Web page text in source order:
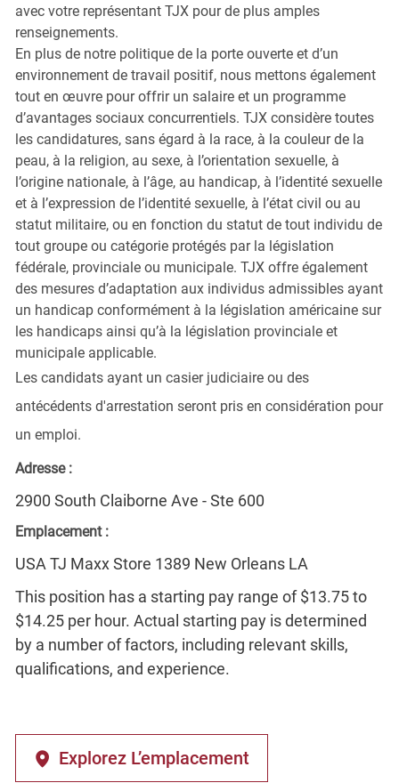
avec votre représentant TJX pour de plus amples
renseignements.
En plus de notre politique de la porte ouverte et d’un
environnement de travail positif, nous mettons également
tout en œuvre pour offrir un salaire et un programme
d’avantages sociaux concurrentiels. TJX considère toutes
les candidatures, sans égard à la race, à la couleur de la
peau, à la religion, au sexe, à l’orientation sexuelle, à
l’origine nationale, à l’âge, au handicap, à l’identité sexuelle
et à l’expression de l’identité sexuelle, à l’état civil ou au
statut militaire, ou en fonction du statut de tout individu de
tout groupe ou catégorie protégés par la législation
fédérale, provinciale ou municipale. TJX offre également
des mesures d’adaptation aux individus admissibles ayant
un handicap conformément à la législation américaine sur
les handicaps ainsi qu’à la législation provinciale et
municipale applicable.
Les candidats ayant un casier judiciaire ou des
antécédents d'arrestation seront pris en considération pour
un emploi.
Adresse :
2900 South Claiborne Ave - Ste 600
Emplacement :
USA TJ Maxx Store 1389 New Orleans LA
This position has a starting pay range of $13.75 to
$14.25 per hour. Actual starting pay is determined
by a number of factors, including relevant skills,
qualifications, and experience.
Explorez L’emplacement